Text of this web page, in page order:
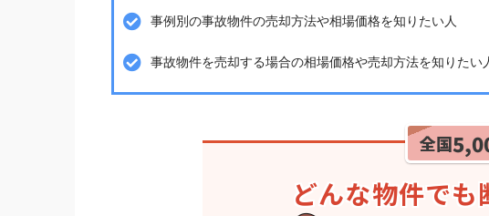
事例別の事故物件の売却方法や相場価格を知りたい人
事故物件を売却する場合の相場価格や売却方法を知りたい